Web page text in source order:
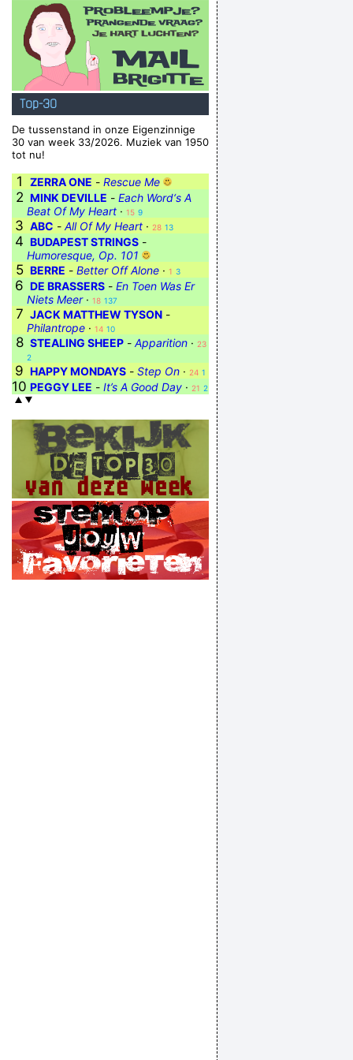
Top-30
De tussenstand in onze Eigenzinnige
30 van week 33/2026. Muziek van 1950
tot nu!
1 ZERRA ONE - Rescue Me
2 MINK DEVILLE - Each Word‘s A
Beat Of My Heart · 15 9
3 ABC - All Of My Heart · 28 13
4 BUDAPEST STRINGS -
Humoresque, Op. 101
5 BERRE - Better Off Alone · 1 3
6 DE BRASSERS - En Toen Was Er
Niets Meer· 18 137
7 JACK MATTHEW TYSON -
Philantrope · 14 10
8 STEALING SHEEP - Apparition · 23
2
9 HAPPY MONDAYS - Step On · 24 1
10 PEGGY LEE - It’s A Good Day · 21 2